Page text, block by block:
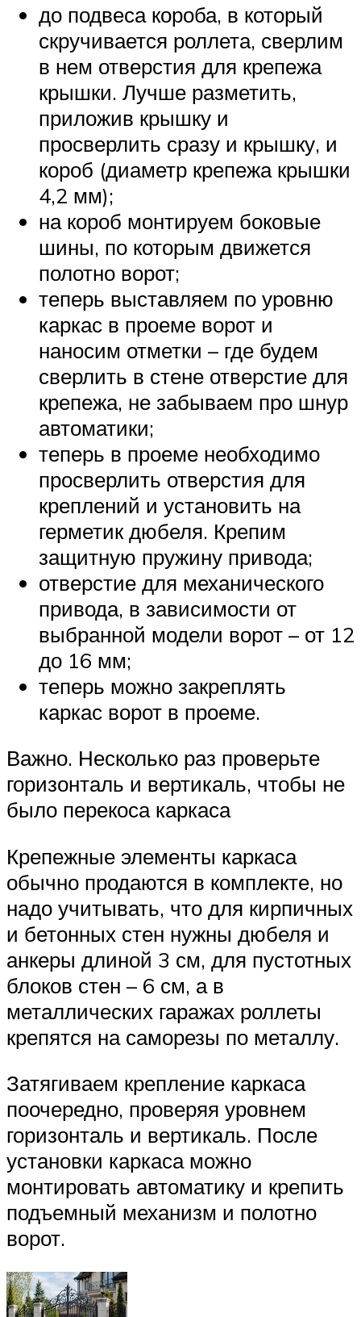
до подвеса короба, в который
скручивается роллета, сверлим
в нем отверстия для крепежа
крышки. Лучше разметить,
приложив крышку и
просверлить сразу и крышку, и
короб (диаметр крепежа крышки
4,2 мм);
на короб монтируем боковые
шины, по которым движется
полотно ворот;
теперь выставляем по уровню
каркас в проеме ворот и
наносим отметки – где будем
сверлить в стене отверстие для
крепежа, не забываем про шнур
автоматики;
теперь в проеме необходимо
просверлить отверстия для
креплений и установить на
герметик дюбеля. Крепим
защитную пружину привода;
отверстие для механического
привода, в зависимости от
выбранной модели ворот – от 12
до 16 мм;
теперь можно закреплять
каркас ворот в проеме.
Важно. Несколько раз проверьте
горизонталь и вертикаль, чтобы не
было перекоса каркаса
Крепежные элементы каркаса
обычно продаются в комплекте, но
надо учитывать, что для кирпичных
и бетонных стен нужны дюбеля и
анкеры длиной 3 см, для пустотных
блоков стен – 6 см, а в
металлических гаражах роллеты
крепятся на саморезы по металлу.
Затягиваем крепление каркаса
поочередно, проверяя уровнем
горизонталь и вертикаль. После
установки каркаса можно
монтировать автоматику и крепить
подъемный механизм и полотно
ворот.